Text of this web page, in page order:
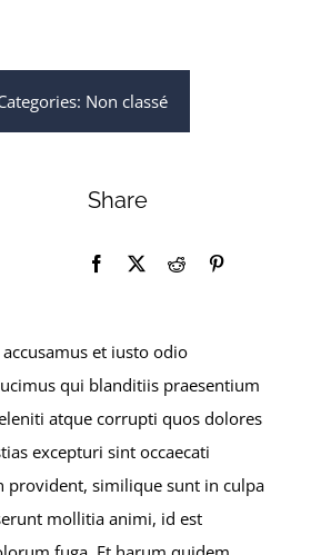
Non classé
Share
et iusto odio
qui blanditiis praesentium
atque corrupti quos dolores
excepturi sint occaecati
provident, similique sunt in culpa
mollitia animi, id est